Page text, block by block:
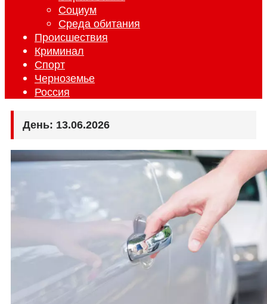
Социум
Среда обитания
Происшествия
Криминал
Спорт
Черноземье
Россия
День: 13.06.2026